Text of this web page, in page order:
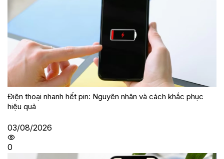
Điện thoại nhanh hết pin: Nguyên nhân và cách khắc phục
hiệu quả
03/08/2026
0